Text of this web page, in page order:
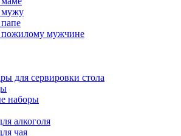
мужу
мужчине
для сервировки стола
наборы
алкоголя
чая